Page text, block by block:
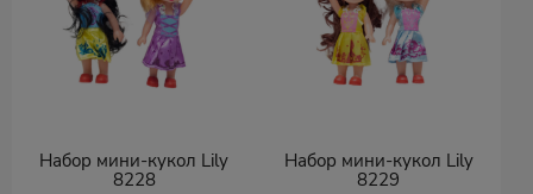
Набор мини-кукол Lily
8228
Набор мини-кукол Lily
8229